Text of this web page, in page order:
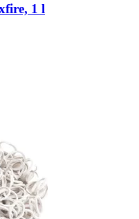
1 l